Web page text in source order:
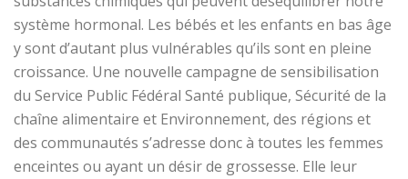
système hormonal. Les bébés et les enfants en bas âge
y sont d’autant plus vulnérables qu’ils sont en pleine
croissance. Une nouvelle campagne de sensibilisation
du Service Public Fédéral Santé publique, Sécurité de la
chaîne alimentaire et Environnement, des régions et
des communautés s’adresse donc à toutes les femmes
enceintes ou ayant un désir de grossesse. Elle leur